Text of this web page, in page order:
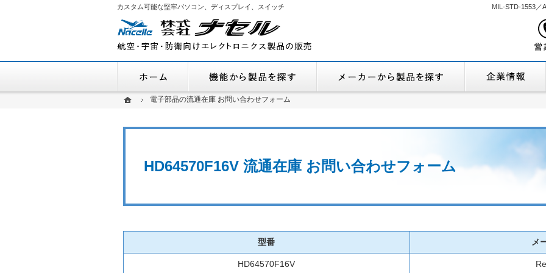
ホーム電子部品の流通在庫 お問い合わせフォーム
HD64570F16V 流通在庫 お問い合わせフォーム
MIL-STD-1553／
カスタム可能な堅牢パソコン、ディスプレイ、スイッチ
型番 メ
HD64570F16V
ホーム電子部品の流通在庫 お問い合わせフォーム